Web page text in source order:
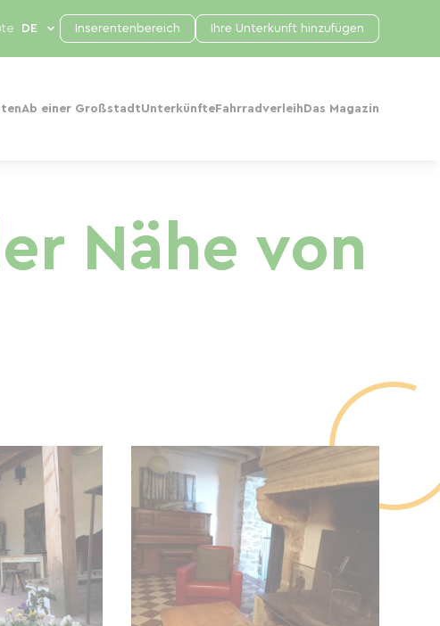
Ab einer GroßstadtUnterkünfte Fahrradverleih Das Magazin
Inserentenbereich Ihre Unterkunft hinzufügen
Nähe von